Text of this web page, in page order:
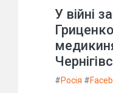
У війні
#Росія #